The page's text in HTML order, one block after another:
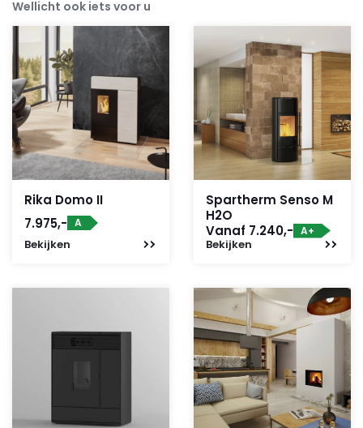
Wellicht ook iets voor u
Rika Domo II
7.975,- A
Bekijken
Spartherm Senso M
H2O
Vanaf 7.240,- A+
Bekijken